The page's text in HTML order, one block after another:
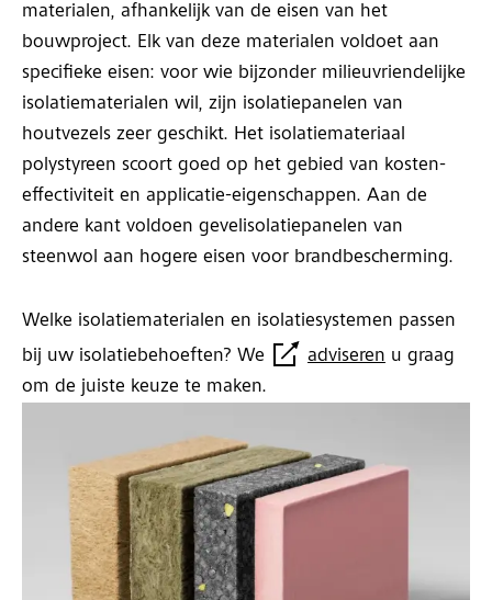
materialen, afhankelijk van de eisen van het
bouwproject. Elk van deze materialen voldoet aan
specifieke eisen: voor wie bijzonder milieuvriendelijke
isolatiematerialen wil, zijn isolatiepanelen van
houtvezels zeer geschikt. Het isolatiemateriaal
polystyreen scoort goed op het gebied van kosten-
effectiviteit en applicatie-eigenschappen. Aan de
andere kant voldoen gevelisolatiepanelen van
steenwol aan hogere eisen voor brandbescherming.
Welke isolatiematerialen en isolatiesystemen passen
bij uw isolatiebehoeften? We
adviseren u graag
om de juiste keuze te maken.